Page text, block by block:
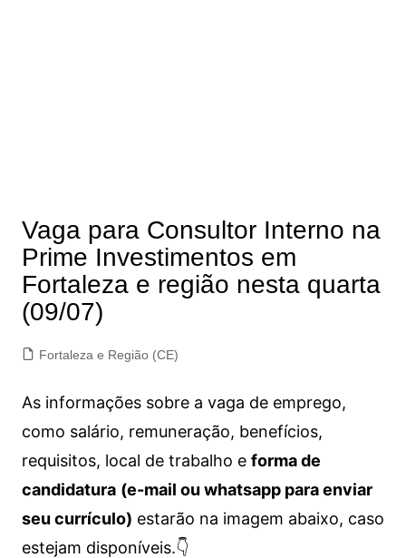
Vaga para Consultor Interno na
Prime Investimentos em
Fortaleza e região nesta quarta
(09/07)
Fortaleza e Região (CE)
As informações sobre a vaga de emprego,
como salário, remuneração, benefícios,
requisitos, local de trabalho e forma de
candidatura (e-mail ou whatsapp para enviar
seu currículo) estarão na imagem abaixo, caso
estejam disponíveis.👇